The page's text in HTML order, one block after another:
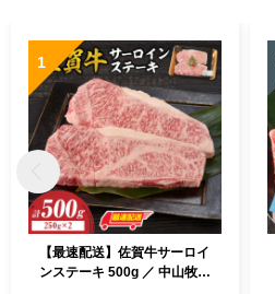
1
【最速配送】佐賀牛サーロイ
ンステーキ 500g ／ 中山牧場